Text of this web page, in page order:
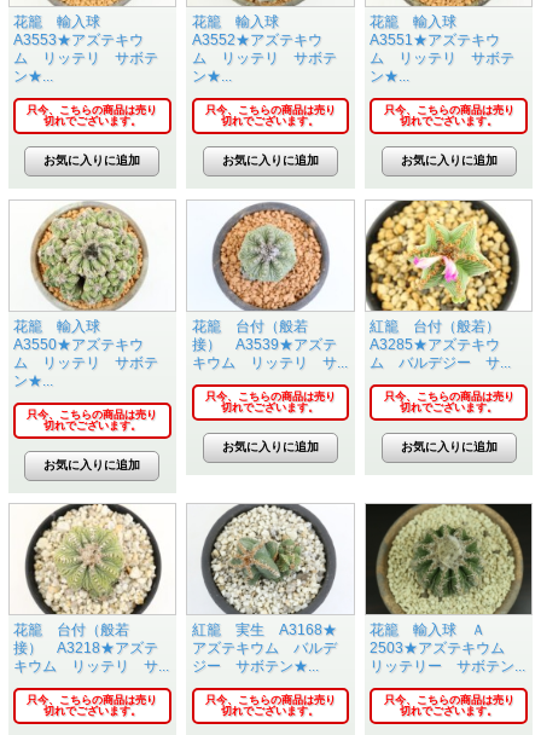
花籠 輸入球
A3553★アズテキウ
ム リッテリ サボテ
ン★...
只今、こちらの商品は売り
切れでございます。
花籠 輸入球
A3552★アズテキウ
ム リッテリ サボテ
ン★...
只今、こちらの商品は売り
切れでございます。
花籠 輸入球
A3551★アズテキウ
ム リッテリ サボテ
ン★...
只今、こちらの商品は売り
切れでございます。
花籠 輸入球
A3550★アズテキウ
ム リッテリ サボテ
ン★...
只今、こちらの商品は売り
切れでございます。
花籠 台付（般若
接） A3539★アズテ
キウム リッテリ サ...
只今、こちらの商品は売り
切れでございます。
紅籠 台付（般若）
A3285★アズテキウ
ム バルデジー サ...
只今、こちらの商品は売り
切れでございます。
花籠 台付（般若
接） A3218★アズテ
キウム リッテリ サ...
只今、こちらの商品は売り
切れでございます。
紅籠 実生 A3168★
アズテキウム バルデ
ジー サボテン★...
只今、こちらの商品は売り
切れでございます。
花籠 輸入球 Ａ
2503★アズテキウム
リッテリー サボテン...
只今、こちらの商品は売り
切れでございます。